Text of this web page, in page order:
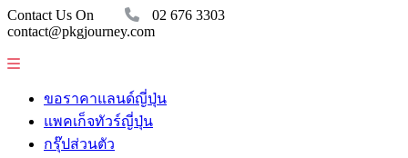
Contact Us On
02 676 3303
contact@pkgjourney.com
ขอราคาแลนด์ญี่ปุ่น
แพคเก็จทัวร์ญี่ปุ่น
กรุ๊ปส่วนตัว